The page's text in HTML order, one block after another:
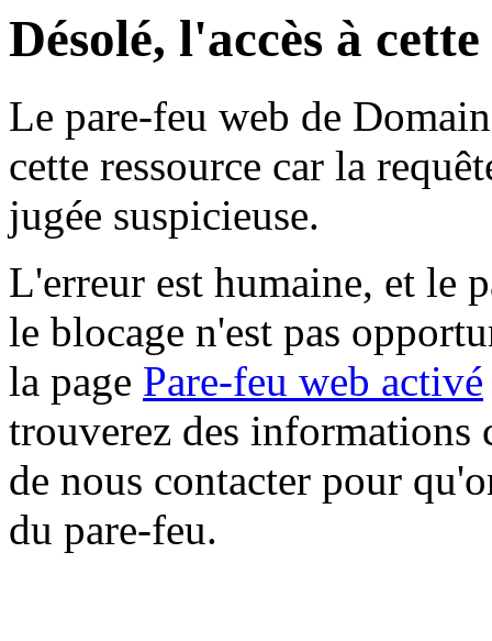
Désolé, l'accès à
Le pare-feu web de
cette ressource car la
jugée suspicieuse.
L'erreur est humaine, et le
le blocage n'est pas
la page Pare-feu web activé
trouverez des informations
de nous contacter pour
du pare-feu.